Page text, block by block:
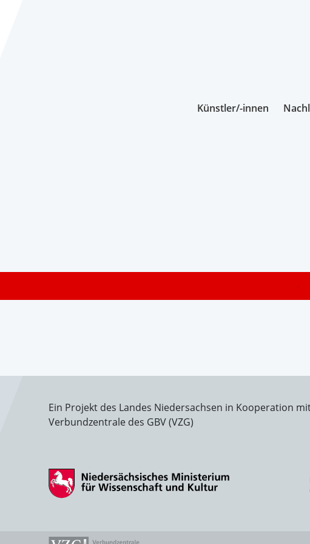
Künstler/-innen
-
Ein Projekt des Landes Niedersachsen in Kooperation
Verbundzentrale des GBV (VZG)